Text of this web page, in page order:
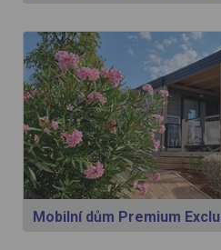
Mobilní dům Premium